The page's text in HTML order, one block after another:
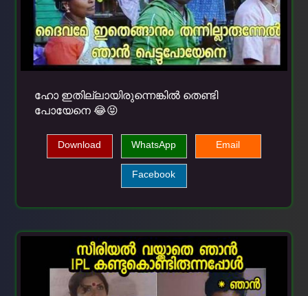
ഹോ ഇതില്ലായിരുന്നെങ്കിൽ തെണ്ടി
പോയേനെ 😂😝
Download WhatsApp Email
Facebook